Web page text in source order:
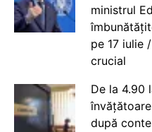
ministrul
pe 17 iulie
crucial
De la 4.90
după